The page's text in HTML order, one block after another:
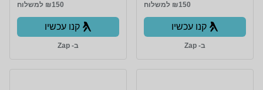
₪150 למשלוח
קנו עכשיו
ב- Zap
₪150 למשלוח
קנו עכשיו
ב- Zap